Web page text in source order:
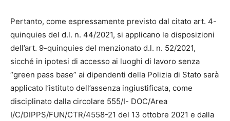
Pertanto, come espressamente previsto dal citato art. 4-
quinquies del d.l. n. 44/2021, si applicano le disposizioni
dell’art. 9-quinquies del menzionato d.l. n. 52/2021,
sicché in ipotesi di accesso ai luoghi di lavoro senza
“green pass base” ai dipendenti della Polizia di Stato sarà
applicato l’istituto dell’assenza ingiustificata, come
disciplinato dalla circolare 555/I- DOC/Area
I/C/DIPPS/FUN/CTR/4558-21 del 13 ottobre 2021 e dalla